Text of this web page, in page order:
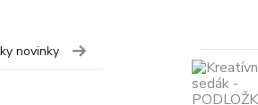
novinky